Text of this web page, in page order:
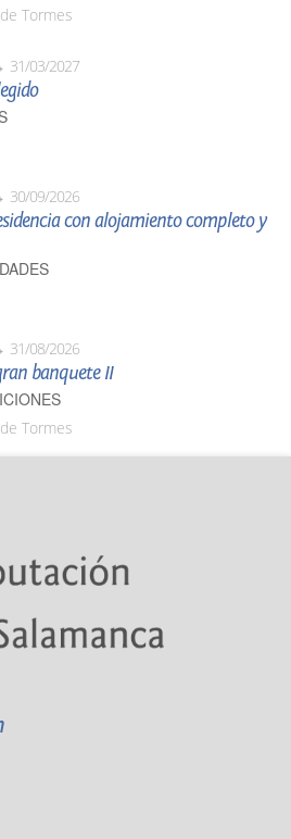
Tormes
31/03/2027
30/09/2026
con alojamiento completo y
31/08/2026
banquete II
Tormes